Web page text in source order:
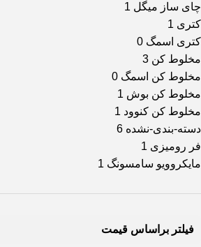
چای ساز میگل 1
کتری 1
کتری اسمگ 0
مخلوط کن 3
مخلوط کن اسمگ 0
مخلوط کن بوش 1
مخلوط کن کنوود 1
دسته-بندی-نشده 6
فر رومیزی 1
مایکروویو سامسونگ 1
فیلتر براساس قیمت